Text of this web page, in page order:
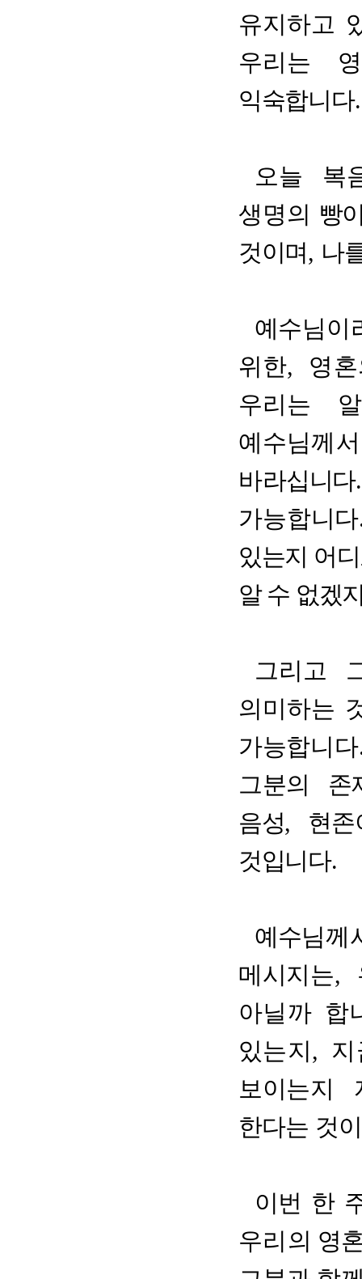
유지하고
우리는
익숙합니다.
오늘 복
생명의 빵
것이며, 나
예수님
위한, 영
우리는
예수님께
바라십니다
가능합니다
있는지 어
알 수 없겠
그리고
의미하는
가능합니다
그분의 존
음성, 현
것입니다.
예수님
메시지는,
아닐까 합
있는지,
보이는지
한다는 것
이번 한
우리의 영